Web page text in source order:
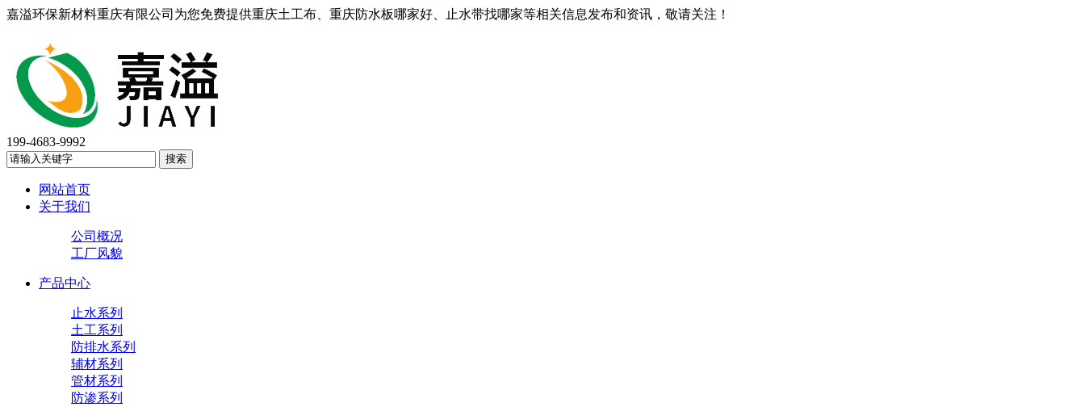
嘉溢环保新材料重庆有限公司为您免费提供重庆土工布、重庆防水板哪家好、止水带找哪家等相关信息发布和资讯，敬请关注！
199-4683-9992
网站首页
关于我们
公司概况
工厂风貌
产品中心
止水系列
土工系列
防排水系列
辅材系列
管材系列
防渗系列